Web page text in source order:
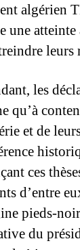
algérien
une
les
qu’à
et de
ces
d’entre
pieds-
du